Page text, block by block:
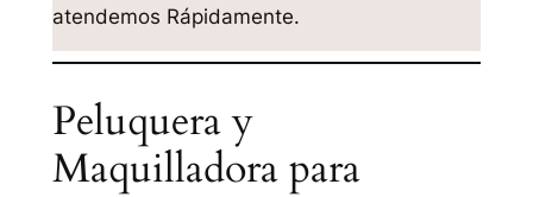
atendemos Rápidamente.
Peluquera y
Maquilladora para